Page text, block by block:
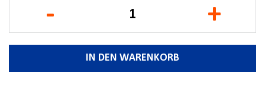
- +
IN DEN WARENKORB